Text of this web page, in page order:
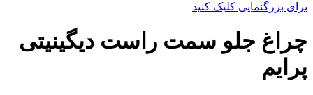
برای بزرگنمایی کلیک کنید
چراغ جلو سمت راست دیگینیتی
پرایم